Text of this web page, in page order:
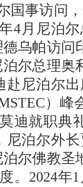
国事访问
4月尼泊
乌帕访问
尔总理奥
尼泊尔
）峰
迪就职典
尼泊尔外
尔佛教圣
。2024年